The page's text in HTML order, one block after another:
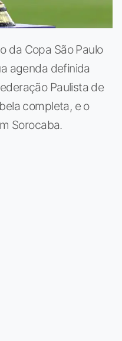
da Copa São Paulo
agenda definida
Paulista de
completa, e o
Sorocaba.